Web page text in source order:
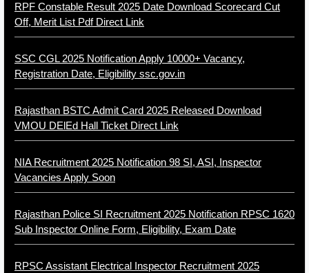
RPF Constable Result 2025 Date Download Scorecard Cut
Off, Merit List Pdf Direct Link
SSC CGL 2025 Notification Apply 10000+ Vacancy,
Registration Date, Eligibility ssc.gov.in
Rajasthan BSTC Admit Card 2025 Released Download
VMOU DElEd Hall Ticket Direct Link
NIA Recruitment 2025 Notification 98 SI, ASI, Inspector
Vacancies Apply Soon
Rajasthan Police SI Recruitment 2025 Notification RPSC 1620
Sub Inspector Online Form, Eligibility, Exam Date
RPSC Assistant Electrical Inspector Recruitment 2025